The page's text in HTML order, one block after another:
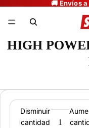
HIGH
Disminuir
cantidad